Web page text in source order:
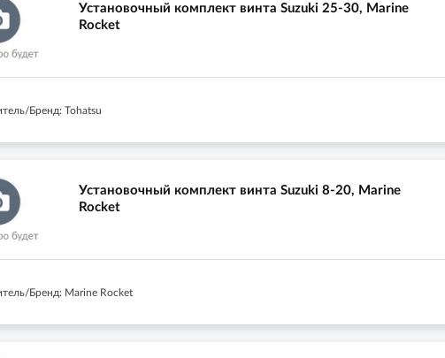
Установочный комплект винта Suzuki 25-30, Marine
Rocket
Бренд: Tohatsu
Установочный комплект винта Suzuki 8-20, Marine
Rocket
Бренд: Marine Rocket